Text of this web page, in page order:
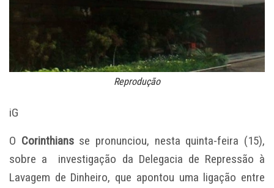
Reprodução
iG
O Corinthiansse pronunciou, nesta quinta-feira (15),
sobre a investigação da Delegacia de Repressão à
Lavagem de Dinheiro, que apontou uma ligação entre